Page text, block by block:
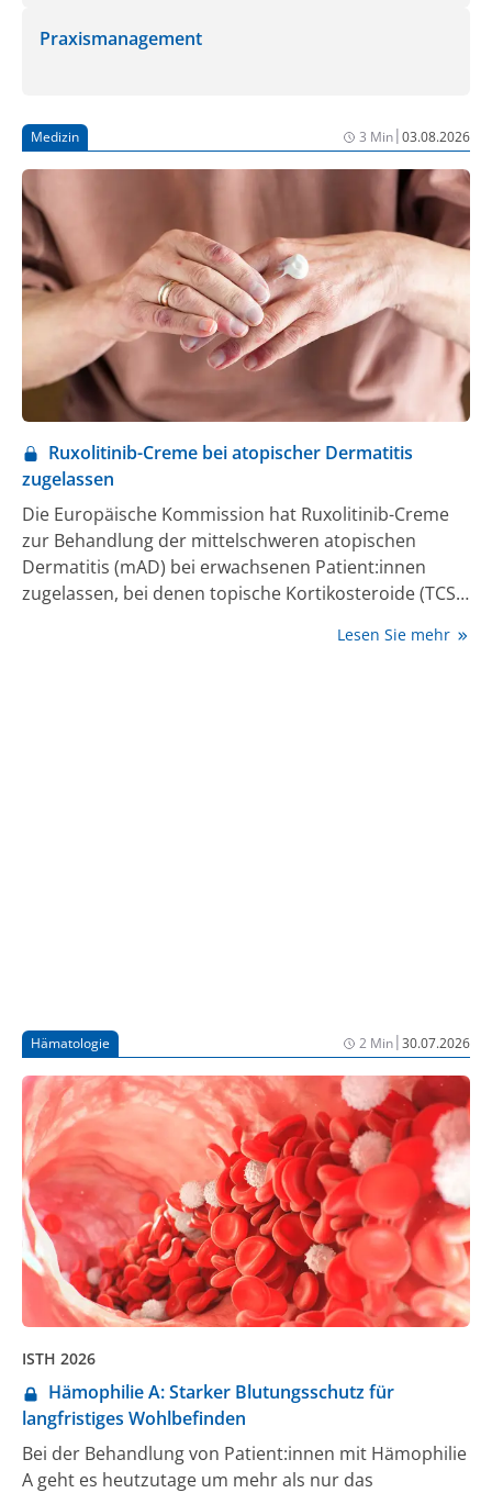
Praxismanagement
Medizin 3 Min|03.08.2026
Ruxolitinib-Creme bei atopischer Dermatitis
zugelassen
Die Europäische Kommission hat Ruxolitinib-Creme
zur Behandlung der mittelschweren atopischen
Dermatitis (mAD) bei erwachsenen Patient:innen
zugelassen, bei denen topische Kortikosteroide (TCS)
unzureichend wirksam oder ungeeignet sind.Lesen Sie mehr
Hämatologie 2 Min|30.07.2026
ISTH 2026
Hämophilie A: Starker Blutungsschutz für
langfristiges Wohlbefinden
Bei der Behandlung von Patient:innen mit Hämophilie
A geht es heutzutage um mehr als nur das